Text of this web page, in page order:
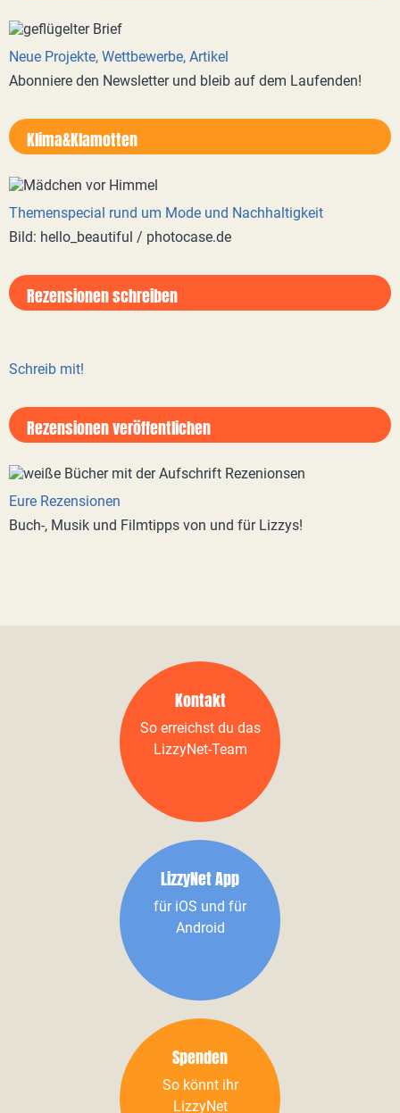
Neue Projekte, Wettbewerbe, Artikel
Abonniere den Newsletter und bleib auf dem Laufenden!
Klima&Klamotten
Themenspecial rund um Mode und Nachhaltigkeit
Bild: hello_beautiful / photocase.de
Rezensionen schreiben
Schreib mit!
Rezensionen veröffentlichen
Eure Rezensionen
Buch-, Musik und Filmtipps von und für Lizzys!
Kontakt
So erreichst du das
LizzyNet-Team
LizzyNet App
für iOS und für
Android
Spenden
So könnt ihr
LizzyNet